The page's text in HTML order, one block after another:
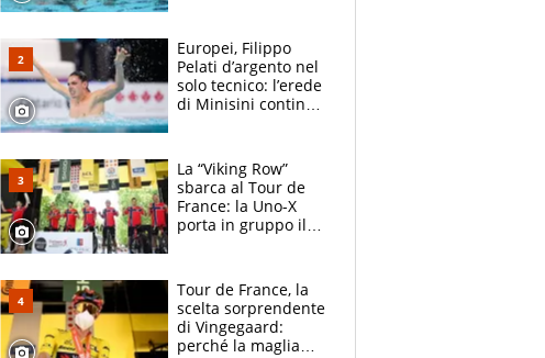
e compagni
continuare
Europei, Filippo
Pelati d’argento nel
solo tecnico: l’erede
di Minisini continua
mirino
La “Viking Row”
sbarca al Tour de
France: la Uno-X
porta in gruppo il
compagni
Tour de France, la
scelta sorprendente
di Vingegaard:
perché la maglia